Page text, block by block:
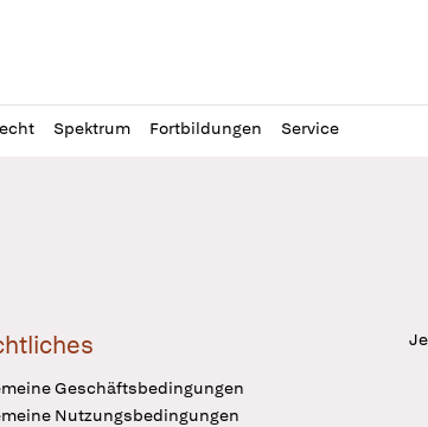
Spektrum Fortbildungen Service
Geschäftsbedingungen
Nutzungsbedingungen